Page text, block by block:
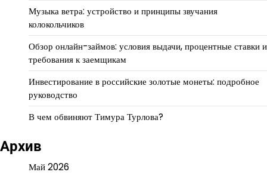
Музыка ветра: устройство и принципы звучания
колокольчиков
Обзор онлайн-займов: условия выдачи, процентные ставки и
требования к заемщикам
Инвестирование в российские золотые монеты: подробное
руководство
В чем обвиняют Тимура Турлова?
Архив
Май 2026